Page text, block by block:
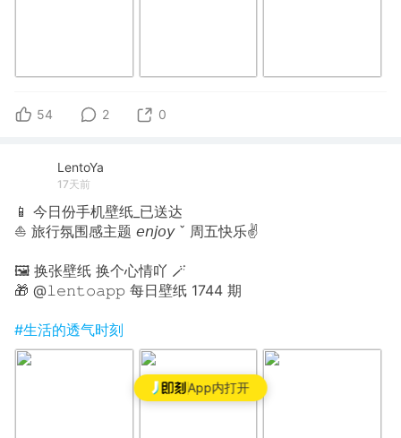
App内打开
54 2 0
LentoYa
17天前
📱 今日份手机壁纸_已送达
⛵️ 旅行氛围感主题 𝘦𝘯𝘫𝘰𝘺 ˇ 周五快乐✌
🖼 换张壁纸 换个心情吖 🪄
🎁 @𝚕𝚎𝚗𝚝𝚘𝚊𝚙𝚙 每日壁纸 1744 期
#生活的透气时刻